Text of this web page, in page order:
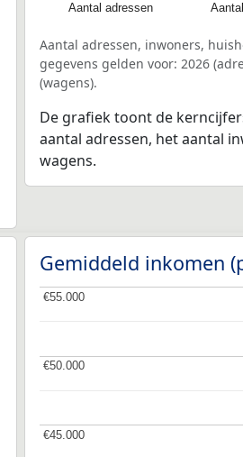
Aantal adressen
Aantal adressen, inwoners,
gegevens gelden voor: 2026
(wagens).
De grafiek toont de
aantal adressen, het aantal
wagens.
Gemiddeld inkomen
€45.000
€45.000
€50.000
€50.000
€55.000
€55.000